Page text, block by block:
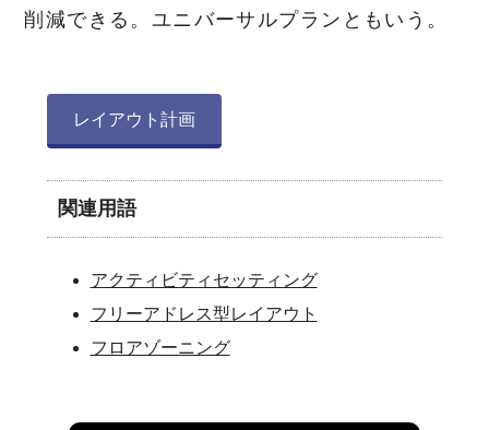
削減できる。ユニバーサルプランともいう。
レイアウト計画
関連用語
アクティビティセッティング
フリーアドレス型レイアウト
フロアゾーニング